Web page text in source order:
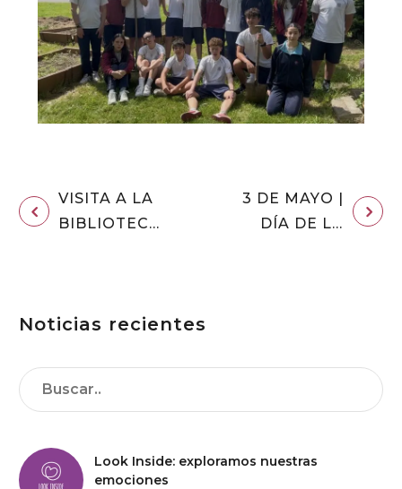
VISITA A LA
BIBLIOTECA
3 DE MAYO |
DÍA DE LA
Noticias recientes
Look Inside: exploramos nuestras
emociones